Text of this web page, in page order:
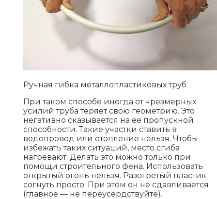
Ручная гибка металлопластиковых труб
При таком способе иногда от чрезмерных
усилий труба теряет свою геометрию. Это
негативно сказывается на ее пропускной
способности. Такие участки ставить в
водопровод или отопление нельзя. Чтобы
избежать таких ситуаций, место сгиба
нагревают. Делать это можно только при
помощи строительного фена. Использовать
открытый огонь нельзя. Разогретый пластик
согнуть просто. При этом он не сдавливается
(главное — не переусердствуйте).